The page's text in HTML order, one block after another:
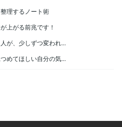
理するノート術
上がる前兆です！
が、少しずつ変われ...
めてほしい自分の気...